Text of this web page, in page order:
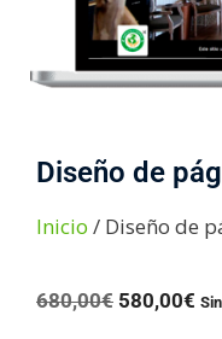
Diseño de
Inicio / Diseño de
680,00€ 580,00€